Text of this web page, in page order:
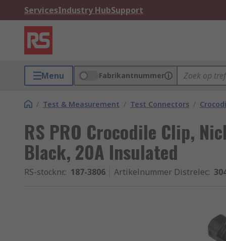
ServicesIndustry HubSupport
Menu Fabrikantnummer
/ Test & Measurement / Test Connectors /
RS PRO Crocodile Clip,
Black, 20A Insulated
RS-stocknr.: 187-3806 Artikelnummer Distrelec: